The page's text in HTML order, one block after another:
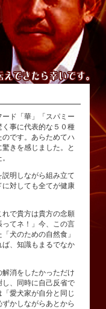
ド「華」「スパミー
事に代表的な５０種
です。あらためてハ
きを感じました。と
明しながら組み立て
対しても全てが健康
で貴方は貴方の念願
てネ！」今、この言
犬のための自然食」
、知識もまるでなか
消をしたかっただけ
、同時に自己反省で
愛犬家が自分と同じ
かしながらあとから